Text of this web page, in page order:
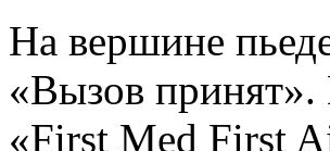
На вершине
«Вызов принят».
«First Med First